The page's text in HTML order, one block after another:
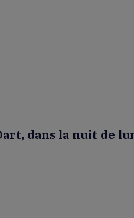
dans la nuit de